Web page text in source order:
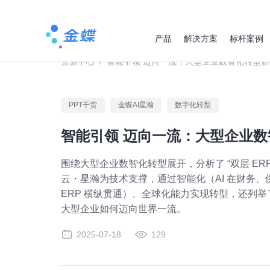
产品 解决方案 标杆案例
资源中心 / 智能引领 迈向一流：大型企业数智化转型
PPT干货 金蝶AI星瀚 数字化转型
智能引领 迈向一流：大型企业
围绕大型企业数智化转型展开，分析了 “双层
云・星瀚为技术支撑，通过智能化（AI 在财务
ERP 横纵贯通）、全球化能力实现转型，还列
大型企业如何迈向世界一流。
2025-07-18 129